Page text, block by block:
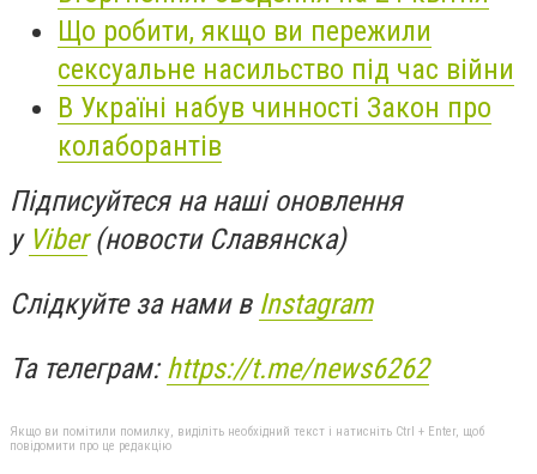
Що робити, якщо ви пережили
сексуальне насильство під час війни
В Україні набув чинності Закон про
колаборантів
Підписуйтеся на наші оновлення
у Viber(новости Славянска)
Слідкуйте за нами в Instagram
Та телеграм: https://t.me/news6262
Якщо ви помітили помилку, виділіть необхідний текст і натисніть Ctrl + Enter, щоб
повідомити про це редакцію